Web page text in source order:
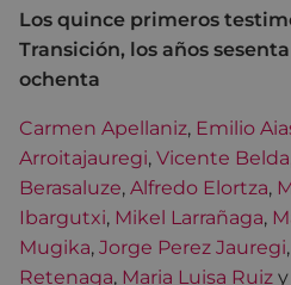
Los quince primeros
Transición, los años
ochenta
Carmen Apellaniz, Emilio
Arroitajauregi, Vicente
Berasaluze, Alfredo Elortza,
Ibargutxi, Mikel Larrañaga,
Mugika, Jorge Perez Jauregi,
Retenaga, Maria Luisa Ruiz y